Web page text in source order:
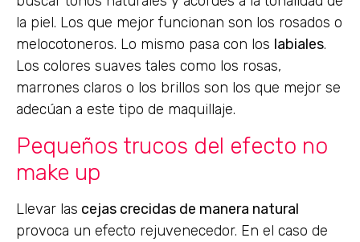
la piel. Los que mejor funcionan son los rosados o
melocotoneros. Lo mismo pasa con los labiales.
Los colores suaves tales como los rosas,
marrones claros o los brillos son los que mejor se
adecúan a este tipo de maquillaje.
Pequeños trucos del efecto no
make up
Llevar las cejas crecidas de manera natural
provoca un efecto rejuvenecedor. En el caso de